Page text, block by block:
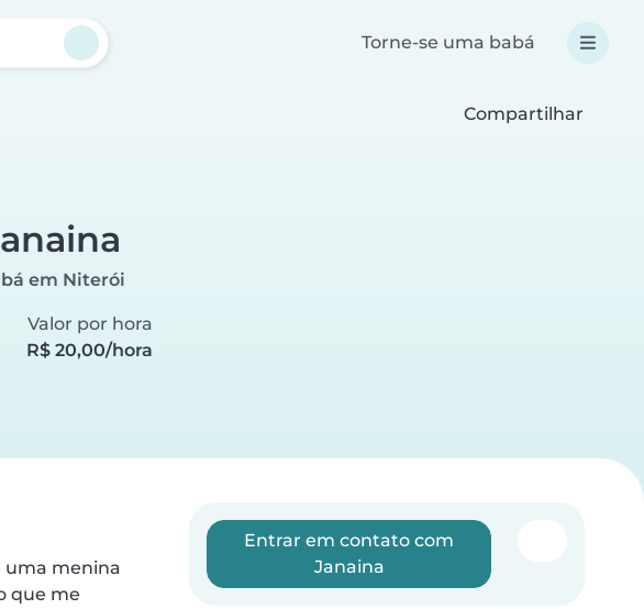
Torne-se uma babá
Compartilhar
em Niterói
Valor por hora
R$ 20,00/hora
uma menina
que me
Entrar em contato com
Janaina